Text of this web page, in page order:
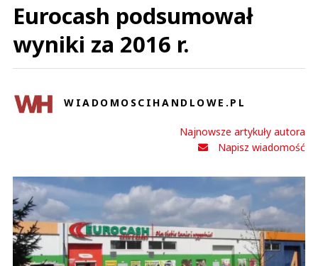
Eurocash podsumował
wyniki za 2016 r.
WIADOMOSCIHANDLOWE.PL
Najnowsze artykuły autora
Napisz wiadomość